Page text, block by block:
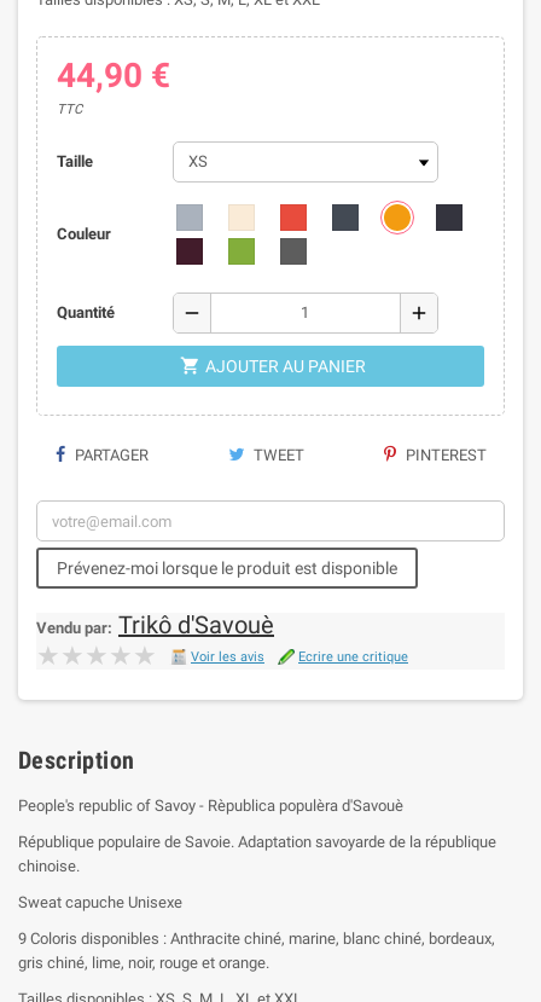
44,90 €
TTC
Taille
Couleur
Quantité remove add
 AJOUTER AU PANIER
PARTAGER TWEET PINTEREST
Prévenez-moi lorsque le produit est disponible
Vendu par: Trikô d'Savouè
★★★★★
★★★★★ Voir les avis Ecrire une critique
Description
People's republic of Savoy - Rèpublica populèra d'Savouè
République populaire de Savoie. Adaptation savoyarde de la république
chinoise.
Sweat capuche Unisexe
9 Coloris disponibles : Anthracite chiné, marine, blanc chiné, bordeaux,
gris chiné, lime, noir, rouge et orange.